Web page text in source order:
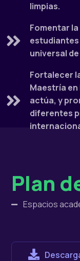
limpias.
Fomentar
universal
Fortalecer
Maestría
actúa, y
diferentes
Plan
Espacios